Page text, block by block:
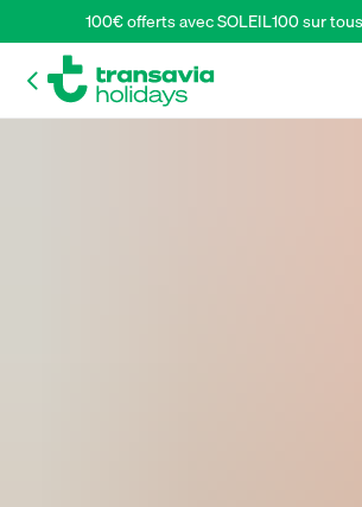
100€ offerts avec SOLEIL100 sur